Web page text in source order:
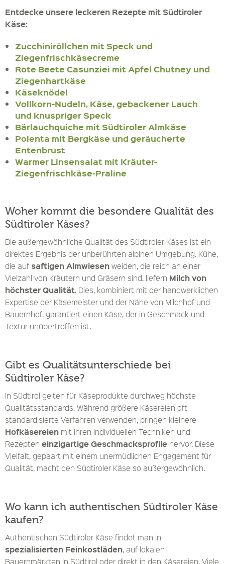
Entdecke unsere leckeren Rezepte mit Südtiroler
Käse:
Zucchiniröllchen mit Speck und
Ziegenfrischkäsecreme
Rote Beete Casunziei mit Apfel Chutney und
Ziegenhartkäse
Käseknödel
Vollkorn-Nudeln, Käse, gebackener Lauch
und knuspriger Speck
Bärlauchquiche mit Südtiroler Almkäse
Polenta mit Bergkäse und geräucherte
Entenbrust
Warmer Linsensalat mit Kräuter-
Ziegenfrischkäse-Praline
Woher kommt die besondere Qualität des
Südtiroler Käses?
Die außergewöhnliche Qualität des Südtiroler Käses ist ein
direktes Ergebnis der unberührten alpinen Umgebung. Kühe,
die auf saftigen Almwiesen weiden, die reich an einer
Vielzahl von Kräutern und Gräsern sind, liefern Milch von
höchster Qualität. Dies, kombiniert mit der handwerklichen
Expertise der Käsemeister und der Nähe von Milchhof und
Bauernhof, garantiert einen Käse, der in Geschmack und
Textur unübertroffen ist.
Gibt es Qualitätsunterschiede bei
Südtiroler Käse?
In Südtirol gelten für Käseprodukte durchweg höchste
Qualitätsstandards. Während größere Käsereien oft
standardisierte Verfahren verwenden, bringen kleinere
Hofkäsereien mit ihren individuellen Techniken und
Rezepten einzigartige Geschmacksprofile hervor. Diese
Vielfalt, gepaart mit einem unermüdlichen Engagement für
Qualität, macht den Südtiroler Käse so außergewöhnlich.
Wo kann ich authentischen Südtiroler Käse
kaufen?
Authentischen Südtiroler Käse findet man in
spezialisierten Feinkostläden, auf lokalen
Bauernmärkten in Südtirol oder direkt in den Käsereien. Viele